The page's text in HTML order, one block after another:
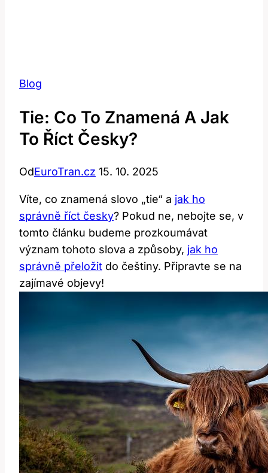
Blog
Tie: Co To Znamená A Jak
To Říct Česky?
OdEuroTran.cz 15. 10. 2025
Víte, co znamená slovo „tie“ a jak ho
správně říct česky? Pokud ne, nebojte se, v
tomto článku budeme prozkoumávat
význam tohoto slova a způsoby, jak ho
správně přeložit do češtiny. Připravte se na
zajímavé objevy!